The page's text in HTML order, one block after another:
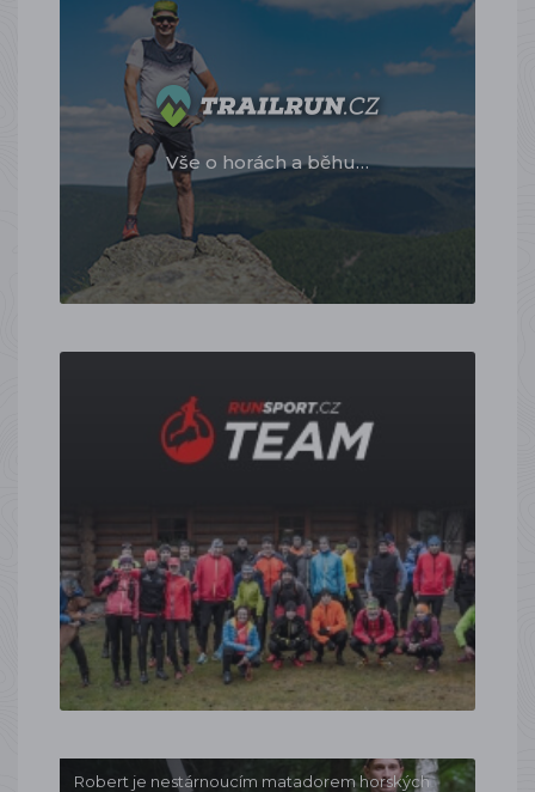
Vše o horách a běhu…
Robert je nestárnoucím matadorem horských